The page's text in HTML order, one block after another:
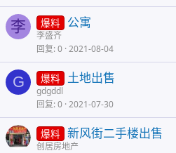
李 爆料 公寓
李盛齐
回复 0 2021-08-04
G 爆料 土地出售
gdgddl
回复 0 2021-07-30
爆料 新风街二手楼出售
创居房地产